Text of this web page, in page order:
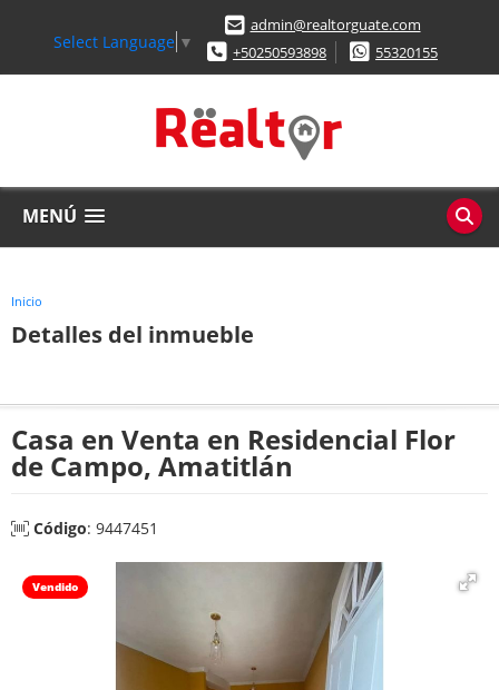
Select Language ▼
admin@realtorguate.com
+50250593898
55320155
MENÚ
Inicio
Detalles del inmueble
Casa en Venta en Residencial Flor
de Campo, Amatitlán
Código: 9447451
Vendido